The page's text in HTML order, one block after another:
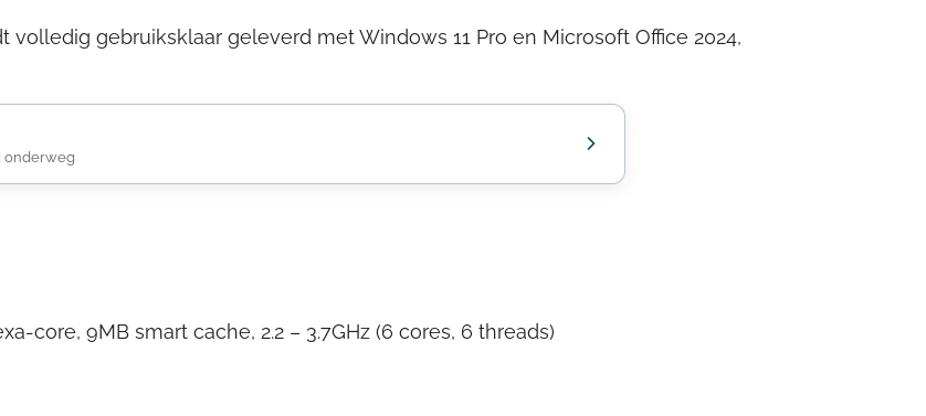
gebruiksklaar geleverd met Windows 11 Pro en Microsoft Office 2024,
onderweg
core, 9MB smart cache, 2.2 – 3.7GHz (6 cores, 6 threads)